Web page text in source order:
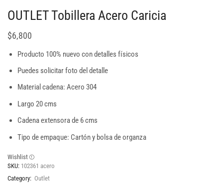
OUTLET Tobillera Acero Caricia
$6,800
Producto 100% nuevo con detalles físicos
Puedes solicitar foto del detalle
Material cadena: Acero 304
Largo 20 cms
Cadena extensora de 6 cms
Tipo de empaque: Cartón y bolsa de organza
Wishlist
SKU: 102361 acero
Category: Outlet